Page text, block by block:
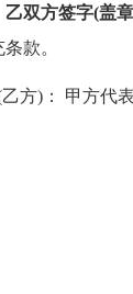
双方签字(盖章
款。
方)： 甲方代